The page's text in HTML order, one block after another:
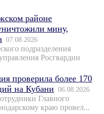
районе
мину,
07.08.2026
подразделения
Росгвардии
проверила более 170
на Кубани 06.08.2026
Главного
краю провел...